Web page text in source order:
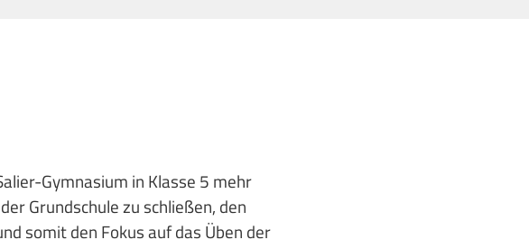
Gymnasium in Klasse 5 mehr
Grundschule zu schließen, den
somit den Fokus auf das Üben der